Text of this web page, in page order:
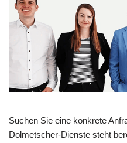
Suchen Sie eine konkrete
Dolmetscher-Dienste steht